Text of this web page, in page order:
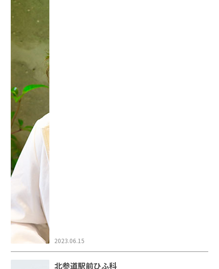
2023.06.15
北参道駅前ひふ科